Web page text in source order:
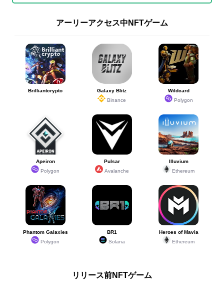
アーリーアクセス中NFTゲーム
Brilliantcrypto
Galaxy Blitz
Binance
Wildcard
Polygon
Apeiron
Polygon
Pulsar
Avalanche
Illuvium
Ethereum
Phantom Galaxies
Polygon
BR1
Solana
Heroes of Mavia
Ethereum
リリース前NFTゲーム